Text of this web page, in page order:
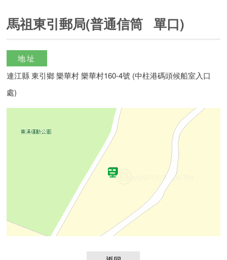
馬祖東引郵局(普通信筒 單口)
地址
連江縣 東引鄉 樂華村 樂華村160-4號 (中柱港碼頭候船室入口
處)